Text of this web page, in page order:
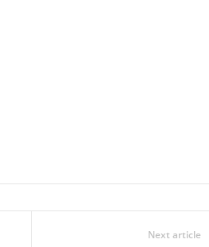
Next article